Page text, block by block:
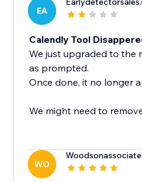
EA
Calendly Tool
We just upgraded to the
as prompted.
Once done, it no longer
We might need to
WO